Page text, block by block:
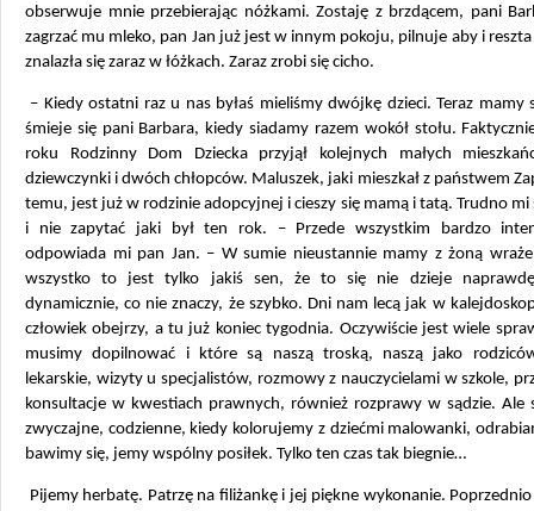
obserwuje mnie przebierając nóżkami. Zostaję z brzdącem, pani
zagrzać mu mleko, pan Jan już jest w innym pokoju, pilnuje aby i
znalazła się zaraz w łóżkach. Zaraz zrobi się cicho.
– Kiedy ostatni raz u nas byłaś mieliśmy dwójkę dzieci. Teraz mamy
śmieje się pani Barbara, kiedy siadamy razem wokół stołu.
roku Rodzinny Dom Dziecka przyjął kolejnych małych
dziewczynki i dwóch chłopców. Maluszek, jaki mieszkał z państwem
temu, jest już w rodzinie adopcyjnej i cieszy się mamą i tatą. Trudno mi
i nie zapytać jaki był ten rok. – Przede wszystkim bardzo
odpowiada mi pan Jan. – W sumie nieustannie mamy z żoną
wszystko to jest tylko jakiś sen, że to się nie dzieje
dynamicznie, co nie znaczy, że szybko. Dni nam lecą jak w
człowiek obejrzy, a tu już koniec tygodnia. Oczywiście jest wiele
musimy dopilnować i które są naszą troską, naszą jako
lekarskie, wizyty u specjalistów, rozmowy z nauczycielami w szkole,
konsultacje w kwestiach prawnych, również rozprawy w sądzie. Ale
zwyczajne, codzienne, kiedy kolorujemy z dziećmi malowanki,
bawimy się, jemy wspólny posiłek. Tylko ten czas tak biegnie…
Pijemy herbatę. Patrzę na filiżankę i jej piękne wykonanie.